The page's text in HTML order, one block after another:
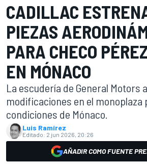
CADILLAC
PIEZAS
PARA CHECO
EN MÓNACO
La escudería de General Motors
modificaciones en el
condiciones de Mónaco.
Luis Ramírez
Editado: 2 jun 2026, 20:26
AÑADIR COMO FUENTE